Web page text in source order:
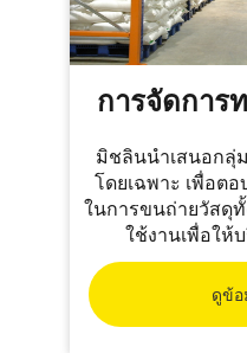
การจัดการ
มิชลินนำเสนอก
โดยเฉพาะ เพื่อต
ในการขนถ่ายวัสดุ
ใช้งานเพื่อให้
ดูข้อ